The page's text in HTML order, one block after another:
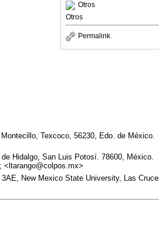
Otros
Otros
Permalink
Texcoco, 56230, Edo. de México.
Hidalgo, San Luis Potosí. 78600, México.
New Mexico State University, Las